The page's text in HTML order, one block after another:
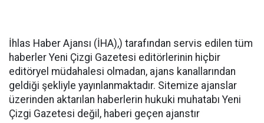
İhlas Haber Ajansı (İHA),) tarafından servis edilen tüm
haberler Yeni Çizgi Gazetesi editörlerinin hiçbir
editöryel müdahalesi olmadan, ajans kanallarından
geldiği şekliyle yayınlanmaktadır. Sitemize ajanslar
üzerinden aktarılan haberlerin hukuki muhatabı Yeni
Çizgi Gazetesi değil, haberi geçen ajanstır